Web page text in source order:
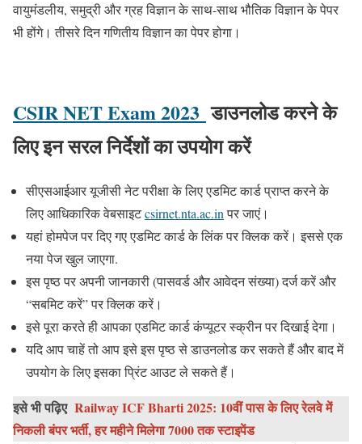
वायुमंडलीय, समुद्री और ग्रह विज्ञान के साथ-साथ भौतिक विज्ञान के पेपर
भी होंगे। तीसरे दिन गणितीय विज्ञान का पेपर होगा।
CSIR NET Exam 2023 डाउनलोड करने के
लिए इन सरल निर्देशों का उपयोग करें
सीएसआईआर यूजीसी नेट परीक्षा के लिए एडमिट कार्ड प्राप्त करने के
लिए आधिकारिक वेबसाइटcsirnet.nta.ac.inपर जाएं।
यहां होमपेज पर दिए गए एडमिट कार्ड के लिंक पर क्लिक करें। इससे एक
नया पेज खुल जाएगा.
इस पृष्ठ पर अपनी जानकारी (पासवर्ड और आवेदन संख्या) दर्ज करें और
“सबमिट करें” पर क्लिक करें।
इसे पूरा करते ही आपका एडमिट कार्ड कंप्यूटर स्क्रीन पर दिखाई देगा।
यदि आप चाहें तो आप इसे इस पृष्ठ से डाउनलोड कर सकते हैं और बाद में
उपयोग के लिए इसका प्रिंट आउट ले सकते हैं।
इसे भी पढ़िए Railway ICF Bharti 2025: 10वीं पास के लिए रेलवे में
निकली बंपर भर्ती, हर महीने मिलेगा 7000 तक स्टाइपेंड